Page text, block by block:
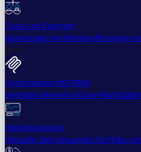
Tools von Experten
Ausnutzung von Marktineffizienzen
Mehr
Cryptohopper MCPNEW
Verbinde deine KI mit Live-Marktdaten
Handelsterminal
Verwalte dein gesamtes Portfolio